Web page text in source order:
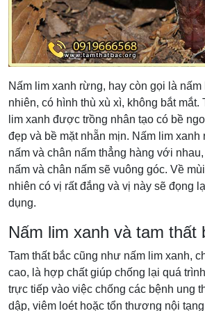
Nấm lim xanh rừng, hay còn gọi là
nhiên, có hình thù xù xì, không bắt mắt.
lim xanh được trồng nhân tạo có bề
đẹp và bề mặt nhẵn mịn. Nấm lim xanh
nấm và chân nấm thẳng hàng với
nấm và chân nấm sẽ vuông góc. Về
nhiên có vị rất đắng và vị này sẽ đọng
dụng.
Nấm lim xanh và tam thất
Tam thất bắc cũng như nấm lim xanh,
cao, là hợp chất giúp chống lại quá
trực tiếp vào việc chống các bệnh ung
dập, viêm loét hoặc tổn thương nội